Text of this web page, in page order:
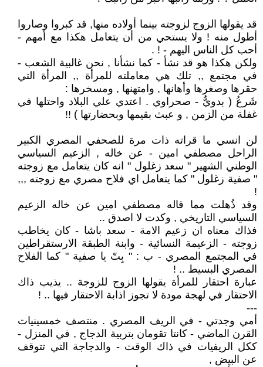
قد يقولها الزوج لزوجته بينما أولاده منها, قد كبروا وصاروا
أطول منه ! ولا يستحي من أن يتعامل هكذا مع أمهم -
أحب كل الناس اليهم - ! .
ولكن هكذا هو قد نشأ - كما نشأنا , نحن غالبية الشعب -
في مجتمع ,, تلك هي معاملته للمرأة ,, المرأة التي
حقرها وصغرها وأهانها , وامتهنها , ومسخرها :
شَرعُ ( بدويٌّ - صحراوي . اعتدي علي البلاد واحتلها في
غفلة من الزمن , و عبث بقيمها وبحضارتها ) !!
لن انسي ما قراته ذات مرة للصحفي المصري الكبير
الراحل مصطفي امين - عن خاله , الزعيم السياسي
الوطني الشهير " سعد زغلول " انه كان يتعامل مع زوجته
" صفية زغلول " كما يتعامل اي فلاح مصري مع زوجته ,,,
!
وقد ذُهلت مما قاله مصطفي امين عن خاله الزعيم
السياسي التاريخي , وكدت لا اصدق ..
فذاك معناه ان زعيم الامة - سعد باشا - كان يخاطب
زوجته - الزعيمة النسائية - وابنة الطبقة الارستقراطين
في المجتمع المصري - ب : " بِتّ يا صفية " كما الفلاح
المصري البسيط .. !
عبارة احتقار للمرأة يقولها الزوج للزوجة .. يذيب ذاك
الاحتقار في لهجة مودة لا تجوز اذابة الاحتقار فيها .. !
---
أمي وجدتي - في الريف المصري . منتصف خمسينيات
القرن الماضي - كانتا تقومان بتربية الدجاج , في المنزل -
ككل الريفيات في ذاك الوقت - والدجاجة التي تتوقف
عن البيض ,